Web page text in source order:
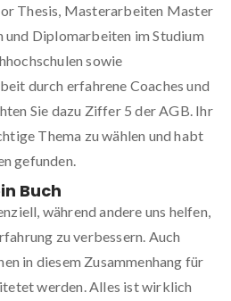
Thesis, Masterarbeiten Master
Diplomarbeiten im Studium
sowie
durch erfahrene Coaches und
Sie dazu Ziffer 5 der AGB. Ihr
Thema zu wählen und habt
gefunden.
Buch
während andere uns helfen,
zu verbessern. Auch
in diesem Zusammenhang für
werden. Alles ist wirklich